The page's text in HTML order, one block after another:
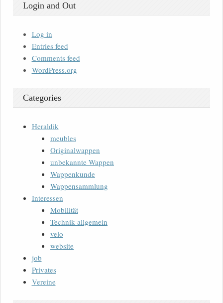
Login and Out
Log in
Entries feed
Comments feed
WordPress.org
Categories
Heraldik
meubles
Originalwappen
unbekannte Wappen
Wappenkunde
Wappensammlung
Interessen
Mobilität
Technik allgemein
velo
website
job
Privates
Vereine